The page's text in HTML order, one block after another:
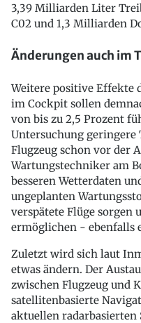
3,39 Milliarden Liter
C02 und 1,3 Milliarden
Änderungen auch im
Weitere positive
im Cockpit sollen
von bis zu 2,5 Prozent
Untersuchung geringere
Flugzeug schon vor der
Wartungstechniker am
besseren Wetterdaten
ungeplanten
verspätete Flüge sorgen
ermöglichen - ebenfalls
Zuletzt wird sich laut
etwas ändern. Der
zwischen Flugzeug und
satellitenbasierte
aktuellen radarbasierten